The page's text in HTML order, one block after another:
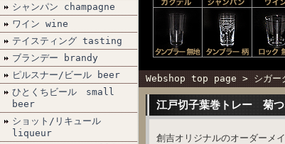
シャンパン champagne
ワイン wine
テイスティング tasting
ブランデー brandy
ピルスナー/ビール beer
ひとくちビール small
beer
ショット/リキュール
liqueur
Webshop top page > シガ
江戸切子葉巻トレー 菊
創吉オリジナルのオーダーメ